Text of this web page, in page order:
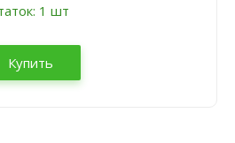
1 шт
Купить